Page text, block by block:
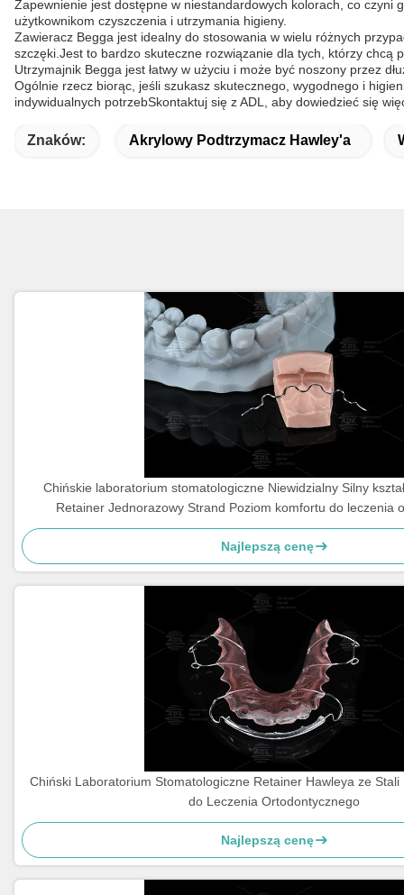
Zapewnienie jest dostępne w niestandardowych kolorach, co
użytkownikom czyszczenia i utrzymania higieny.
Zawieracz Begga jest idealny do stosowania w wielu różnych
szczęki.Jest to bardzo skuteczne rozwiązanie dla tych, którzy chcą
Utrzymajnik Begga jest łatwy w użyciu i może być noszony przez
Ogólnie rzecz biorąc, jeśli szukasz skutecznego, wygodnego i
indywidualnych potrzebSkontaktuj się z ADL, aby dowiedzieć się
Znaków: Akrylowy Podtrzymacz Hawley'a
Chińskie laboratorium stomatologiczne Niewidzialny Silny
Retainer Jednorazowy Strand Poziom komfortu do leczenia
Najlepszą cenę
Chiński Laboratorium Stomatologiczne Retainer Hawleya ze Stali
do Leczenia Ortodontycznego
Najlepszą cenę